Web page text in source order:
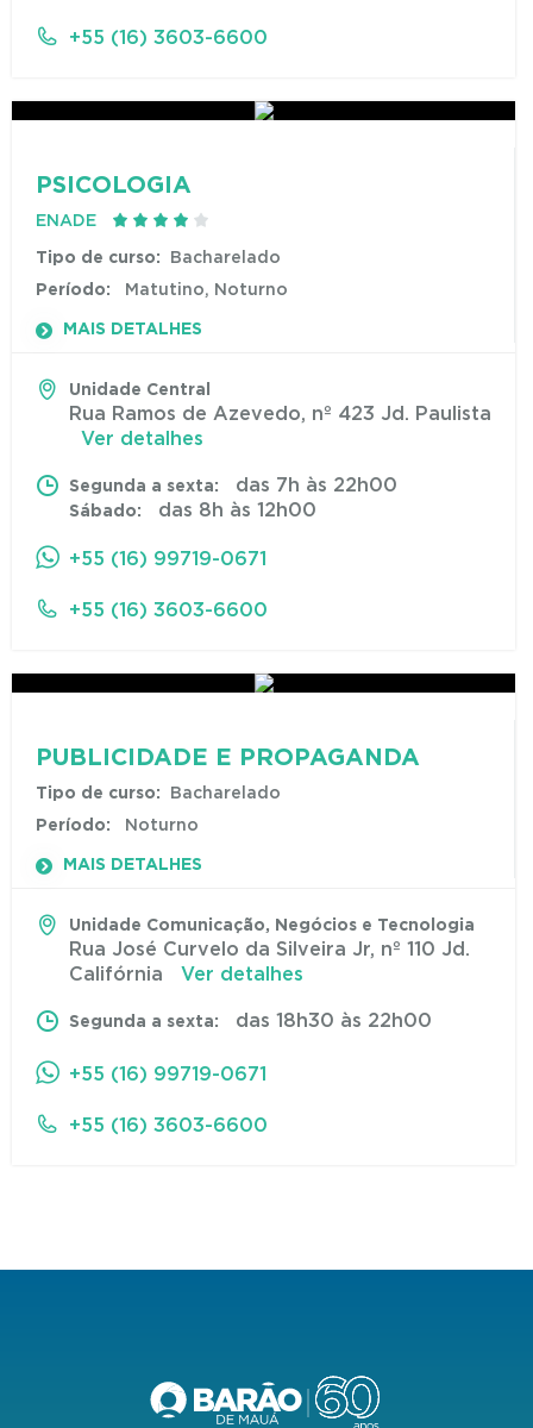
+55 (16) 3603-6600
PSICOLOGIA
ENADE
Tipo de curso: Bacharelado
Período: Matutino, Noturno
MAIS DETALHES
Unidade Central
Rua Ramos de Azevedo, nº 423 Jd. Paulista
Ver detalhes
Segunda a sexta: das 7h às 22h00
Sábado: das 8h às 12h00
+55 (16) 99719-0671
+55 (16) 3603-6600
PUBLICIDADE E PROPAGANDA
Tipo de curso: Bacharelado
Período: Noturno
MAIS DETALHES
Unidade Comunicação, Negócios e Tecnologia
Rua José Curvelo da Silveira Jr, nº 110 Jd.
Califórnia Ver detalhes
Segunda a sexta: das 18h30 às 22h00
+55 (16) 99719-0671
+55 (16) 3603-6600